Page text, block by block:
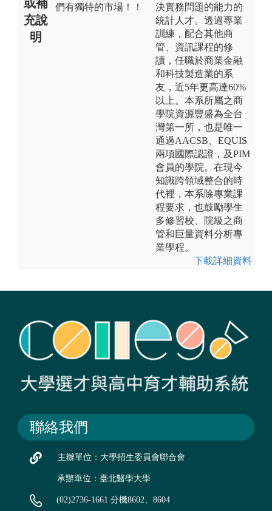
或補
充說
明
們有獨特的市場！！
決實務問題的能力的
統計人才。透過專業
訓練，配合其他商
管、資訊課程的修
讀，任職於商業金融
和科技製造業的系
友，近5年更高達60%
以上。本系所屬之商
學院資源豐盛為全台
灣第一所，也是唯一
通過AACSB、EQUIS
兩項國際認證，及PIM
會員的學院。在現今
知識跨領域整合的時
代裡，本系除專業課
程要求，也鼓勵學生
多修習校、院級之商
管和巨量資料分析專
業學程。
下載詳細資料
聯絡我們
主辦單位：大學招生委員會聯合會
承辦單位：臺北醫學大學
(02)2736-1661 分機8602、8604